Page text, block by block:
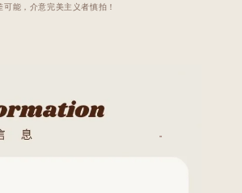
能，介意完美主义者慎拍！